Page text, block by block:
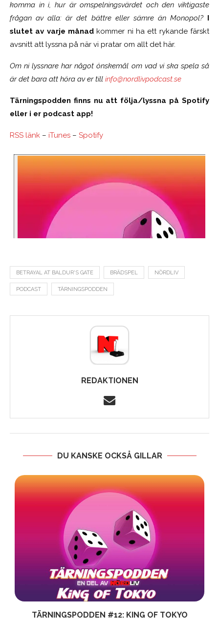
komma in i, hur är omspelningsvärdet och den viktigaste
frågan av alla: är det bättre eller sämre än Monopol? I
slutet av varje månad kommer ni ha ett rykande färskt
avsnitt att lyssna på när vi pratar om allt det här.
Om ni lyssnare har något önskemål om vad vi ska spela så
är det bara att höra av er till info@nordlivpodcast.se
Tärningspodden finns nu att följa/lyssna på Spotify
eller i er podcast app!
RSS länk – iTunes – Spotify
BETRAYAL AT BALDUR'S GATE BRÄDSPEL NÖRDLIV
PODCAST TÄRNINGSPODDEN
REDAKTIONEN
DU KANSKE OCKSÅ GILLAR
TÄRNINGSPODDEN #12: KING OF TOKYO